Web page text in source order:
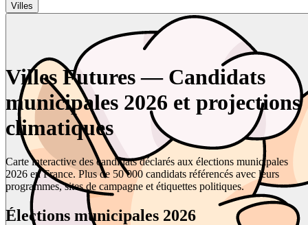
Villes
Villes Futures — Candidats
municipales 2026 et projections
climatiques
Carte interactive des candidats déclarés aux élections municipales
2026 en France. Plus de 50 000 candidats référencés avec leurs
programmes, sites de campagne et étiquettes politiques.
Élections municipales 2026